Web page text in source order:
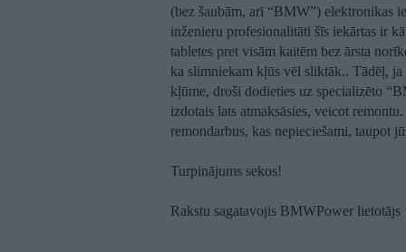
(bez šaubām, arī “BMW”) elektronikas
inženieru profesionalitāti šīs iekārtas ir
tabletes pret visām kaitēm bez ārsta
ka slimniekam kļūs vēl sliktāk.. Tādēļ,
kļūme, droši dodieties uz specializēto
izdotais lats atmaksāsies, veicot
remondarbus, kas nepieciešami, taupot
Turpinājums sekos!
Rakstu sagatavojis BMWPower lietotājs